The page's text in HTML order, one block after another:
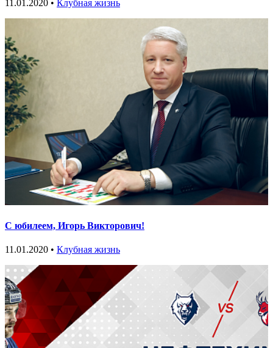
11.01.2020 • Клубная жизнь
С юбилеем, Игорь Викторович!
11.01.2020 • Клубная жизнь